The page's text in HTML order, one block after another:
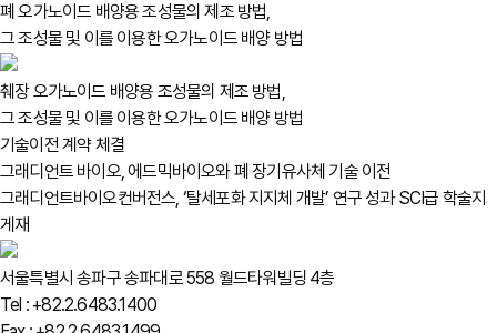
폐 오가노이드 배양용 조성물의 제조 방법,
그 조성물 및 이를 이용한 오가노이드 배양 방법
췌장 오가노이드 배양용 조성물의 제조 방법,
그 조성물 및 이를 이용한 오가노이드 배양 방법
기술이전 계약 체결
그래디언트 바이오, 에드믹바이오와 폐 장기유사체 기술 이전
그래디언트바이오컨버전스, ‘탈세포화 지지체 개발’ 연구 성과 SCI급 학술지
게재
서울특별시 송파구 송파대로 558 월드타워빌딩 4층
Tel : +82.2.6483.1400